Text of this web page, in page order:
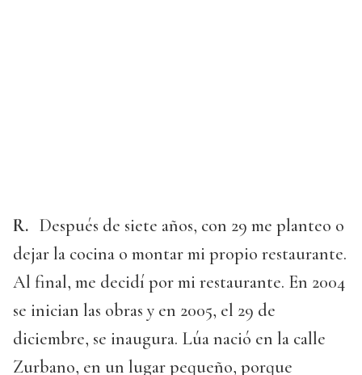
R. Después de siete años, con 29 me planteo o
dejar la cocina o montar mi propio restaurante.
Al final, me decidí por mi restaurante. En 2004
se inician las obras y en 2005, el 29 de
diciembre, se inaugura. Lúa nació en la calle
Zurbano, en un lugar pequeño, porque